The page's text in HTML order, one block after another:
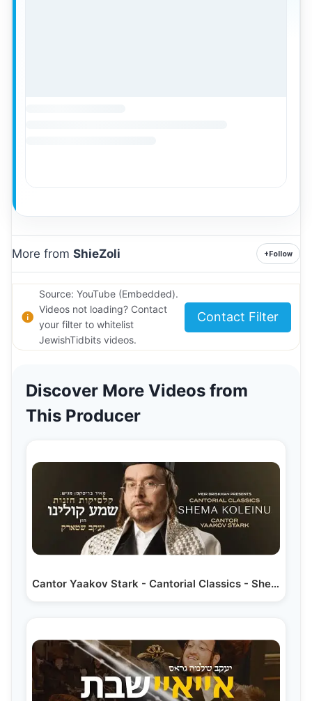
More from ShieZoli +Follow
Source: YouTube (Embedded).
Videos not loading? Contact
your filter to whitelist
JewishTidbits videos.
Contact Filter
Discover More Videos from
This Producer
Cantor Yaakov Stark - Cantorial Classics - Shema…